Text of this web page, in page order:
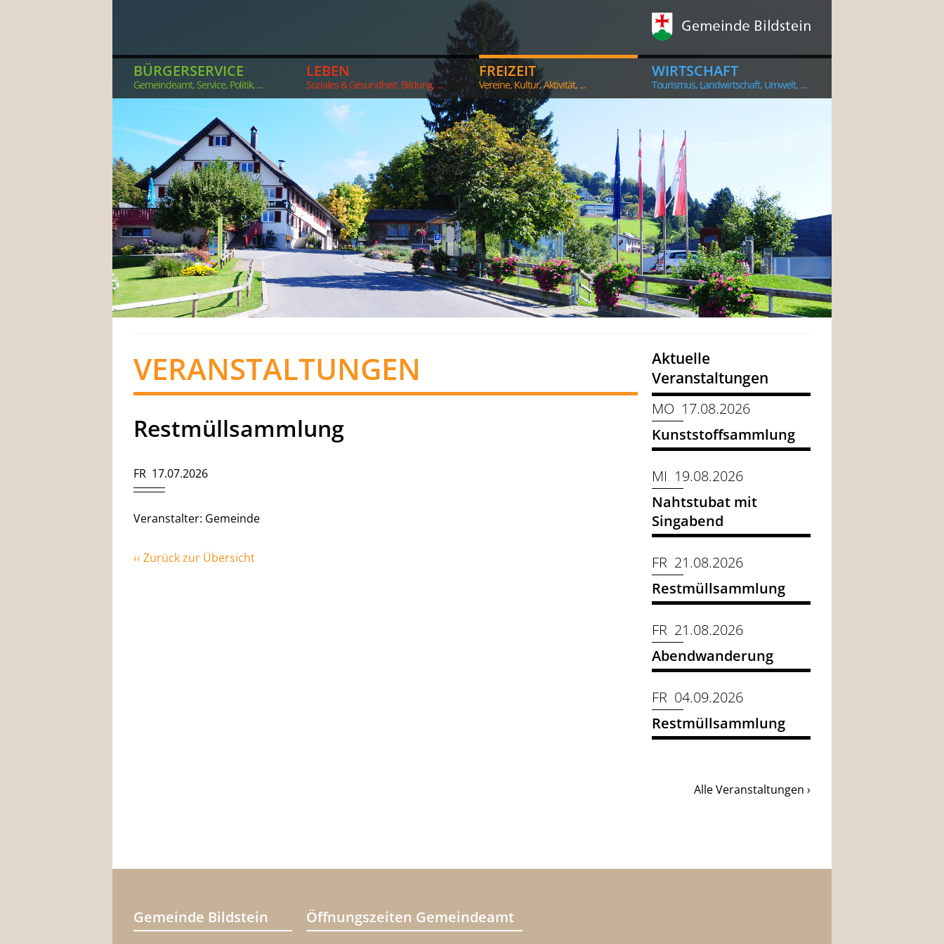
BÜRGERSERVICE
Gemeindeamt, Service, Politik, ...
LEBEN
Soziales & Gesundheit, Bildung, ...
FREIZEIT
Vereine, Kultur, Aktivität, ...
WIRTSCHAFT
Tourismus, Landwirtschaft, Umwelt, ...
VERANSTALTUNGEN
Restmüllsammlung
FR 17.07.2026
Veranstalter: Gemeinde
‹‹ Zurück zur Übersicht
Aktuelle
Veranstaltungen
MO 17.08.2026
Kunststoffsammlung
MI 19.08.2026
Nahtstubat mit
Singabend
FR 21.08.2026
Restmüllsammlung
FR 21.08.2026
Abendwanderung
FR 04.09.2026
Restmüllsammlung
Alle Veranstaltungen ›
Gemeinde Bildstein Öffnungszeiten Gemeindeamt